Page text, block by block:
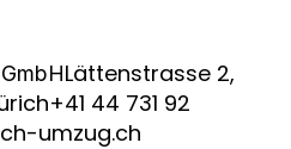
Lättenstrasse 2,
44 731 92
umzug.ch